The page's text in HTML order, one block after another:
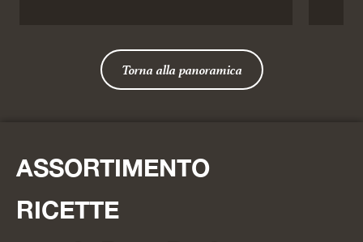
Torna alla panoramica
ASSORTIMENTO
RICETTE